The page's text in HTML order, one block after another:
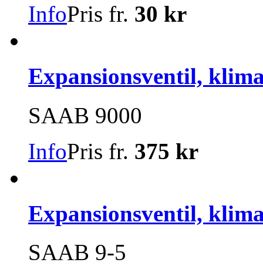
InfoPris fr. 30 kr
Expansionsventil,
SAAB 9000
InfoPris fr. 375 kr
Expansionsventil,
SAAB 9-5